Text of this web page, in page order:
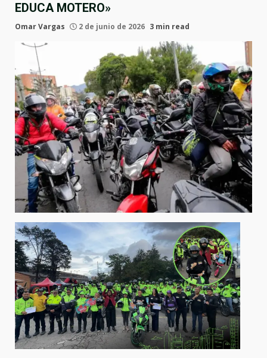
EDUCA MOTERO»
Omar Vargas 2 de junio de 2026 3 min read